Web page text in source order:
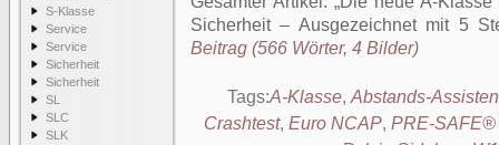
S-Klasse
Service
Service
Sicherheit
Sicherheit
SL
SLC
SLK
Sicherheit – Ausgezeichnet mit 5
Beitrag (566 Wörter, 4 Bilder)
Tags:A-Klasse, Abstands-
Crashtest, Euro NCAP, PRE-SAFE®